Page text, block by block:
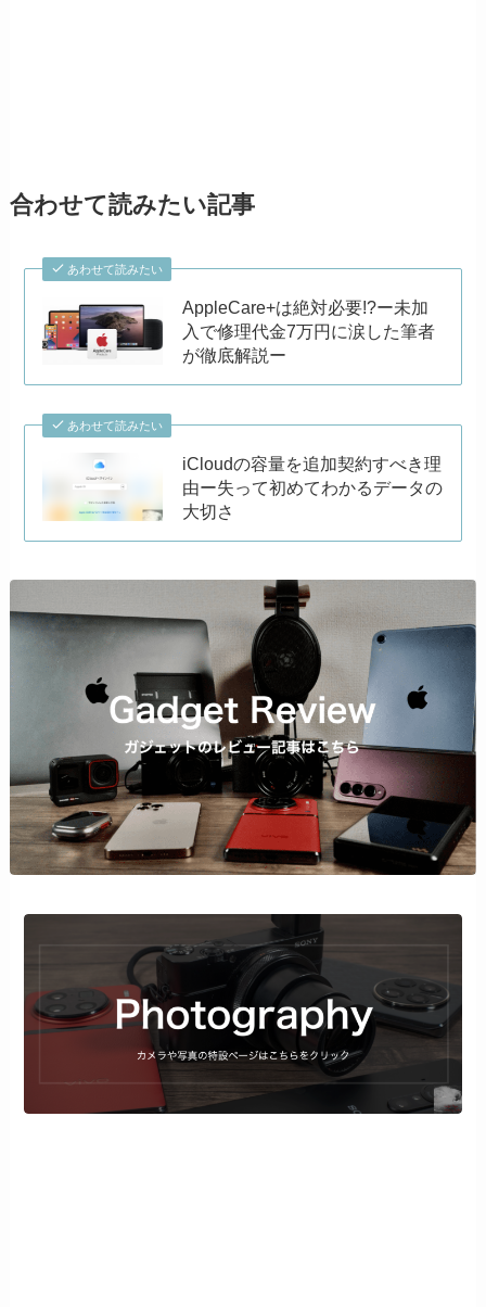
合わせて読みたい記事
あわせて読みたい
AppleCare+は絶対必要!?ー未加
入で修理代金7万円に涙した筆者
が徹底解説ー
あわせて読みたい
iCloudの容量を追加契約すべき理
由ー失って初めてわかるデータの
大切さ